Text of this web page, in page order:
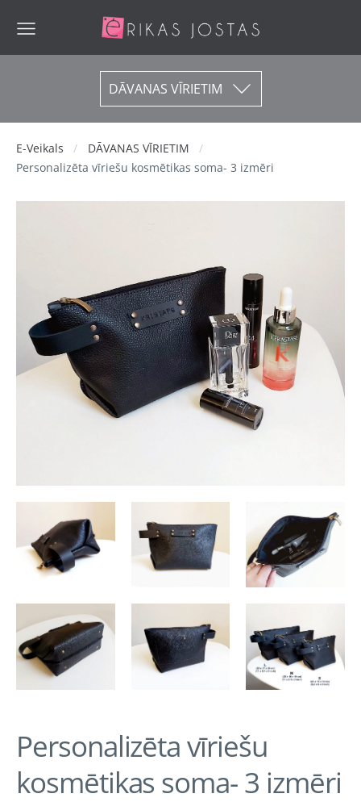
DĀVANAS VĪRIETIM
E-Veikals
DĀVANAS VĪRIETIM
Personalizēta vīriešu kosmētikas soma- 3 izmēri
Personalizēta vīriešu
kosmētikas soma- 3 izmēri